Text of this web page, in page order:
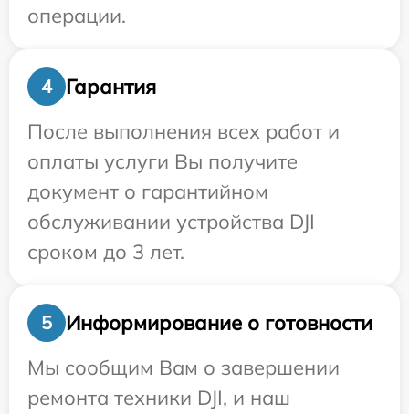
операции.
4
Гарантия
После выполнения всех работ и
оплаты услуги Вы получите
документ о гарантийном
обслуживании устройства DJI
сроком до 3 лет.
5
Информирование о готовности
Мы сообщим Вам о завершении
ремонта техники DJI, и наш